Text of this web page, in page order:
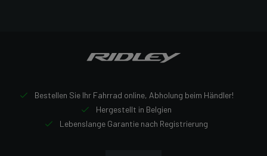
Bestellen Sie Ihr Fahrrad online, Abholung beim Händler!
Hergestellt in Belgien
Lebenslange Garantie nach Registrierung